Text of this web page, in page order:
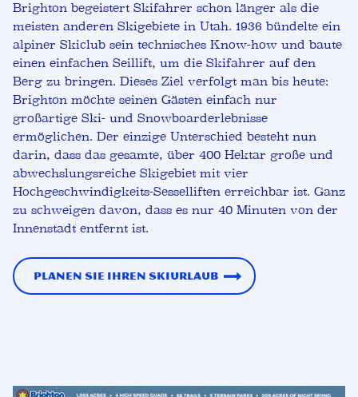
Brighton begeistert Skifahrer schon länger als die
meisten anderen Skigebiete in Utah. 1936 bündelte ein
alpiner Skiclub sein technisches Know-how und baute
einen einfachen Seillift, um die Skifahrer auf den
Berg zu bringen. Dieses Ziel verfolgt man bis heute:
Brighton möchte seinen Gästen einfach nur
großartige Ski- und Snowboarderlebnisse
ermöglichen. Der einzige Unterschied besteht nun
darin, dass das gesamte, über 400 Hektar große und
abwechslungsreiche Skigebiet mit vier
Hochgeschwindigkeits-Sesselliften erreichbar ist. Ganz
zu schweigen davon, dass es nur 40 Minuten von der
Innenstadt entfernt ist.
Planen Sie Ihren Skiurlaub